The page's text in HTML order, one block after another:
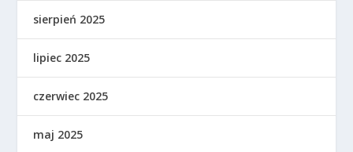
sierpień 2025
lipiec 2025
czerwiec 2025
maj 2025